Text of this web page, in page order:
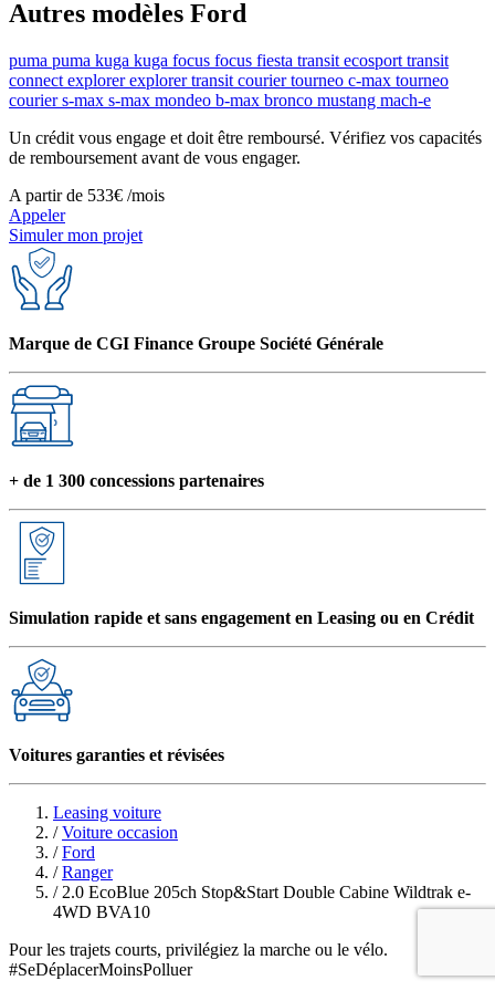
Régulateur de vitesse et de distance
Autres modèles Ford
puma puma kuga kuga focus focus fiesta transit ecosport transit
connect explorer explorer transit courier tourneo c-max tourneo
courier s-max s-max mondeo b-max bronco mustang mach-e
Un crédit vous engage et doit être remboursé. Vérifiez vos capacités
de remboursement avant de vous engager.
A partir de 533€ /mois
Appeler
Simuler mon projet
Marque de CGI Finance Groupe Société Générale
+ de 1 300 concessions partenaires
Simulation rapide et sans engagement en Leasing ou en Crédit
Voitures garanties et révisées
Leasing voiture
/ Voiture occasion
/ Ford
/ Ranger
/ 2.0 EcoBlue 205ch Stop&Start Double Cabine Wildtrak e-
4WD BVA10
Pour les trajets courts, privilégiez la marche ou le vélo.
#SeDéplacerMoinsPolluer